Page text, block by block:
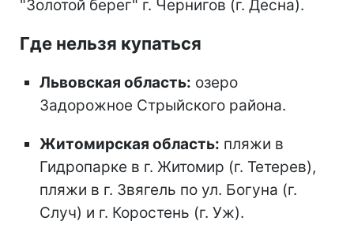
"Золотой берег" г. Чернигов (г. Десна).
Где нельзя купаться
Львовская область: озеро
Задорожное Стрыйского района.
Житомирская область: пляжи в
Гидропарке в г. Житомир (г. Тетерев),
пляжи в г. Звягель по ул. Богуна (г.
Случ) и г. Коростень (г. Уж).